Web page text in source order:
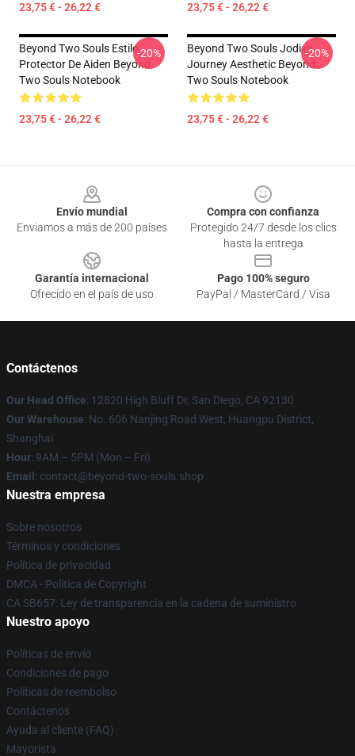
23,75 € - 26,22 € 23,75 € - 26,22 €
Beyond Two Souls Estilo
Protector De Aiden Beyond
Two Souls Notebook
23,75 € - 26,22 €
-20%
Beyond Two Souls Jodie's
Journey Aesthetic Beyond
Two Souls Notebook
23,75 € - 26,22 €
-20%
Envío mundial
Enviamos a más de 200 países
Compra con confianza
Protegido 24/7 desde los clics
hasta la entrega
Garantía internacional
Ofrecido en el país de uso
Pago 100% seguro
PayPal / MasterCard / Visa
Contáctenos
Our Head Office: 12820 High Bluff Dr, San Diego, CA 92130
Our Warehouse: No. 606 Nanjing Road West, Huangpu District,
Shanghai
Hour: 9AM – 5PM (Mon – Fri)
Email : contact@beyond-two-souls.shop
Nuestra empresa
Sobre nosotros
Términos y condiciones
Política de privacidad
DMCA - Política de Copyright
CA SB657: Ley de transparencia en la cadena de suministro
Nuestro apoyo
Políticas de envío
Condiciones de pago
Políticas de reembolso
Contáctenos
Ayuda al cliente (FAQ)
Mayorista